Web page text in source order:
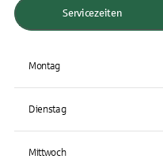
Servicezeiten
Montag
Dienstag
Mittwoch